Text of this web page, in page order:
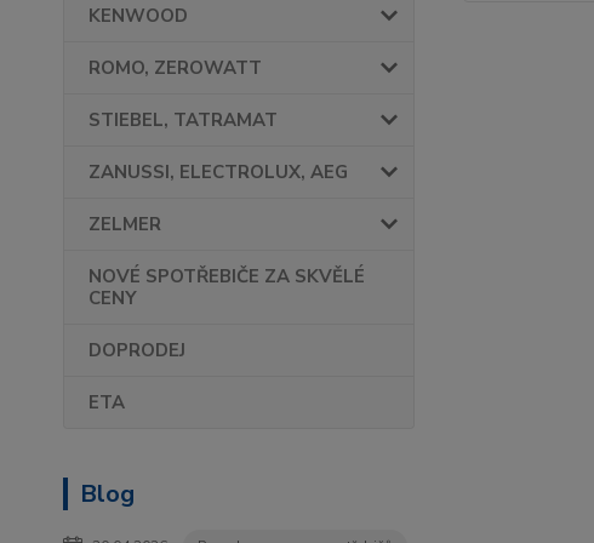
KENWOOD
ROMO, ZEROWATT
STIEBEL, TATRAMAT
ZANUSSI, ELECTROLUX, AEG
ZELMER
NOVÉ SPOTŘEBIČE ZA SKVĚLÉ
CENY
DOPRODEJ
ETA
Blog